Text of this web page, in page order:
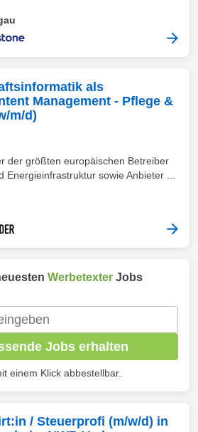
als
Management - Pflege &
m/d)
der größten europäischen Betreiber
Energieinfrastruktur sowie Anbieter ...
Werbetexter Jobs
Jobs erhalten
einem Klick abbestellbar.
/ Steuerprofi (m/w/d) in